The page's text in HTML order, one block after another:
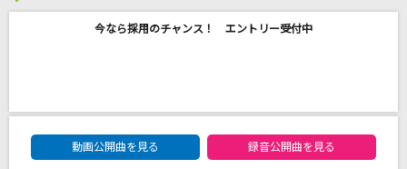
Rainbow
今なら採用のチャンス！ エントリー受付中
DAM★ともボーカルエントリーランキング
動画公開曲を見る
録音公開曲を見る